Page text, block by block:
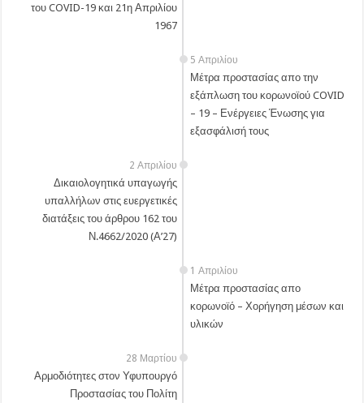
του COVID-19 και 21η Απριλίου
1967
5 Απριλίου
Μέτρα προστασίας απο την
εξάπλωση του κορωνοϊού COVID
– 19 – Ενέργειες Ένωσης για
εξασφάλισή τους
2 Απριλίου
Δικαιολογητικά υπαγωγής
υπαλλήλων στις ευεργετικές
διατάξεις του άρθρου 162 του
Ν.4662/2020 (Α’27)
1 Απριλίου
Μέτρα προστασίας απο
κορωνοϊό – Χορήγηση μέσων και
υλικών
28 Μαρτίου
Αρμοδιότητες στον Υφυπουργό
Προστασίας του Πολίτη